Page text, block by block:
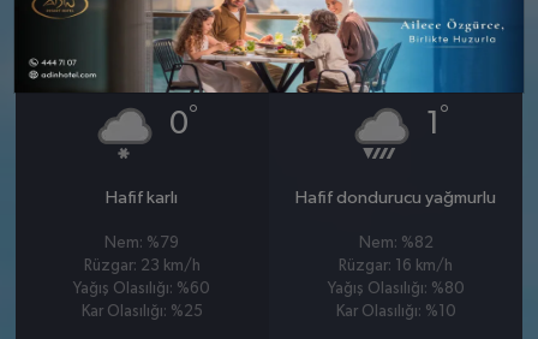
23 OCAK
CUMA
0°
Hafif karlı
Nem: %79
Rüzgar: 23 km/h
Yağış Olasılığı: %60
Kar Olasılığı: %25
24 OCAK
CUMARTESI
1 °
Hafif dondurucu yağmurlu
Nem: %82
Rüzgar: 16 km/h
Yağış Olasılığı: %80
Kar Olasılığı: %10